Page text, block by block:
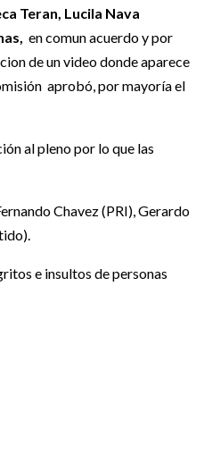
Teran, Lucila Nava
en comun acuerdo y por
de un video donde aparece
aprobó, por mayoría el
al pleno por lo que las
Chavez (PRI), Gerardo
e insultos de personas